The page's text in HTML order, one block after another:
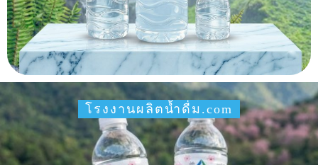
โรงงานผลิตน้ำดื่ม.com